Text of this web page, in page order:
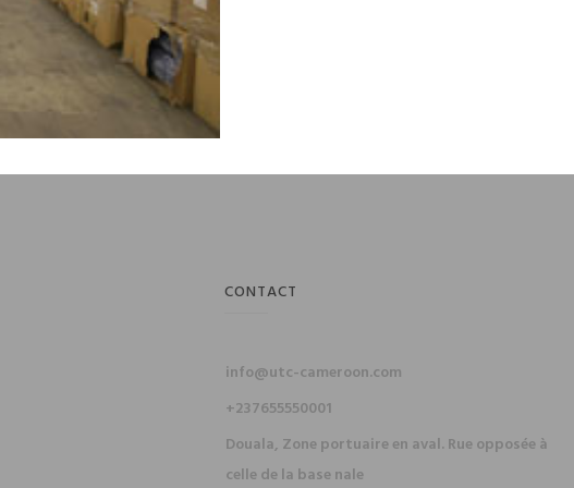
CONTACT
info@utc-cameroon.com
+237655550001
Douala, Zone portuaire en aval. Rue opposée à
celle de la base nale